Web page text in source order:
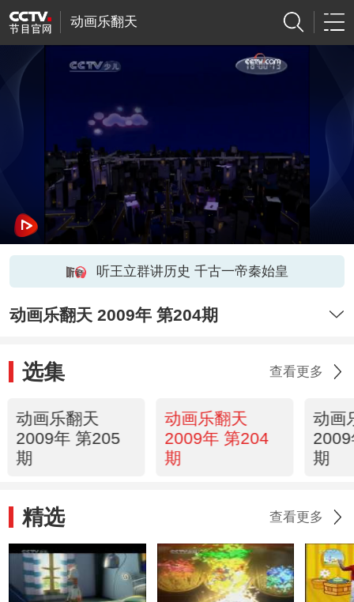
动画乐翻天
听王立群讲历史 千古一帝秦始皇
动画乐翻天 2009年 第204期
选集 查看更多
动画乐翻天
2009年 第205
期
动画乐翻天
2009年 第204
期
动画
期
精选 查看更多